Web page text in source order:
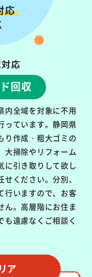
応
回収
内全域を対象に不用
っています。静岡県
り作成・粗大ゴミの
大掃除やリフォーム
に引き取りして欲し
ください。分別、
行いますので、お客
ん。高層階にお住ま
も遠慮なくご相談く
ア